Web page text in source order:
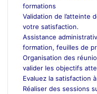
formations
Validation de l’atteinte
votre satisfaction.
Assistance
formation, feuilles de
Organisation des
valider les objectifs
Evaluez la satisfaction
Réaliser des sessions